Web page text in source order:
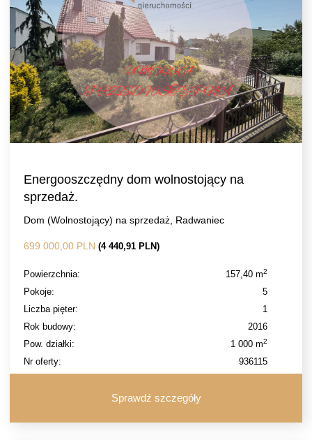
Energooszczędny dom wolnostojący na
sprzedaż.
Dom (Wolnostojący) na sprzedaż, Radwaniec
699 000,00 PLN (4 440,91 PLN)
Powierzchnia: 157,40 m2
Pokoje:
5
Liczba pięter:
1
Rok budowy:
2016
Pow. działki:
1 000 m2
Nr oferty: 936115
Sprawdź szczegóły